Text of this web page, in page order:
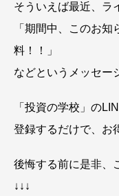
そういえば最近、ラ
「期間中、このお
料！！」
などというメッセー
「投資の学校」の
登録するだけで、お
後悔する前に是非、
↓↓↓